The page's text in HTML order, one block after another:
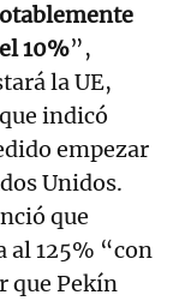
10%”,
la UE,
indicó
empezar
Unidos.
que
al 125% “con
que Pekín